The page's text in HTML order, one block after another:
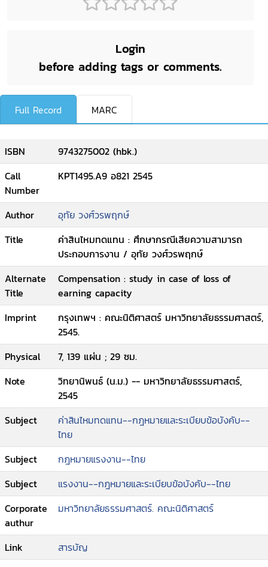
Login
before adding tags or comments.
Full Record MARC
ISBN
9743275002 (hbk.)
Call
Number
KPT1495.A9 อ821 2545
Author
อุทัย วงศ์วรพฤกษ์
Title
ค่าสินไหมทดแทน : ศึกษากรณีเสียความสามารถ
ประกอบการงาน / อุทัย วงศ์วรพฤกษ์
Alternate
Title
Compensation : study in case of loss of
earning capacity
Imprint
กรุงเทพฯ : คณะนิติศาสตร์ มหาวิทยาลัยธรรมศาสตร์,
2545.
Physical
7, 139 แผ่น ; 29 ซม.
Note
วิทยานิพนธ์ (น.ม.) -- มหาวิทยาลัยธรรมศาสตร์,
2545
Subject
ค่าสินไหมทดแทน--กฎหมายและระเบียบข้อบังคับ--
ไทย
Subject
กฎหมายแรงงาน--ไทย
Subject
แรงงาน--กฎหมายและระเบียบข้อบังคับ--ไทย
Corporate
authur
มหาวิทยาลัยธรรมศาสตร์. คณะนิติศาสตร์
Link สารบัญ